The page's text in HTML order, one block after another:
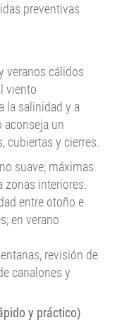
preventivas
veranos cálidos
viento
la salinidad y a
aconseja un
cubiertas y cierres.
suave; máximas
zonas interiores.
entre otoño e
en verano
revisión de
canalones y
y práctico)